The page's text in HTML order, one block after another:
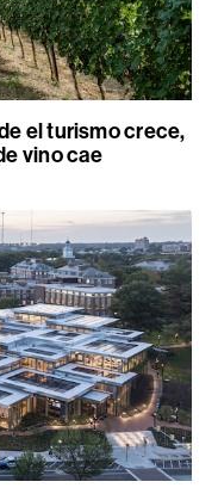
el turismo crece,
vino cae